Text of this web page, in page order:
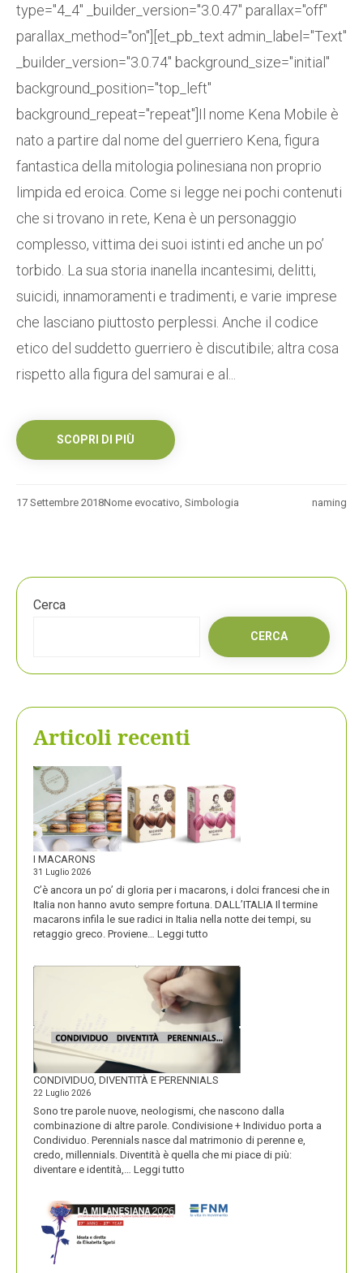
type="4_4" _builder_version="3.0.47" parallax="off"
parallax_method="on"][et_pb_text admin_label="Text"
_builder_version="3.0.74" background_size="initial"
background_position="top_left"
background_repeat="repeat"]Il nome Kena Mobile è
nato a partire dal nome del guerriero Kena, figura
fantastica della mitologia polinesiana non proprio
limpida ed eroica. Come si legge nei pochi contenuti
che si trovano in rete, Kena è un personaggio
complesso, vittima dei suoi istinti ed anche un po’
torbido. La sua storia inanella incantesimi, delitti,
suicidi, innamoramenti e tradimenti, e varie imprese
che lasciano piuttosto perplessi. Anche il codice
etico del suddetto guerriero è discutibile; altra cosa
rispetto alla figura del samurai e al...
SCOPRI DI PIÙ
17 Settembre 2018 naming
Nome evocativo Simbologia
Cerca
CERCA
Articoli recenti
I MACARONS
31 Luglio 2026
C’è ancora un po’ di gloria per i macarons, i dolci francesi che in
Italia non hanno avuto sempre fortuna. DALL’ITALIA Il termine
macarons infila le sue radici in Italia nella notte dei tempi, su
retaggio greco. Proviene… Leggi tutto
MACARONS
CONDIVIDUO, DIVENTITÀ E PERENNIALS
22 Luglio 2026
Sono tre parole nuove, neologismi, che nascono dalla
combinazione di altre parole. Condivisione + Individuo porta a
Condividuo. Perennials nasce dal matrimonio di perenne e,
credo, millennials. Diventità è quella che mi piace di più:
diventare e identità,… Leggi tutto
E